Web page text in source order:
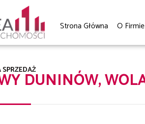
Strona Główna O Firmie
DUNINÓW,